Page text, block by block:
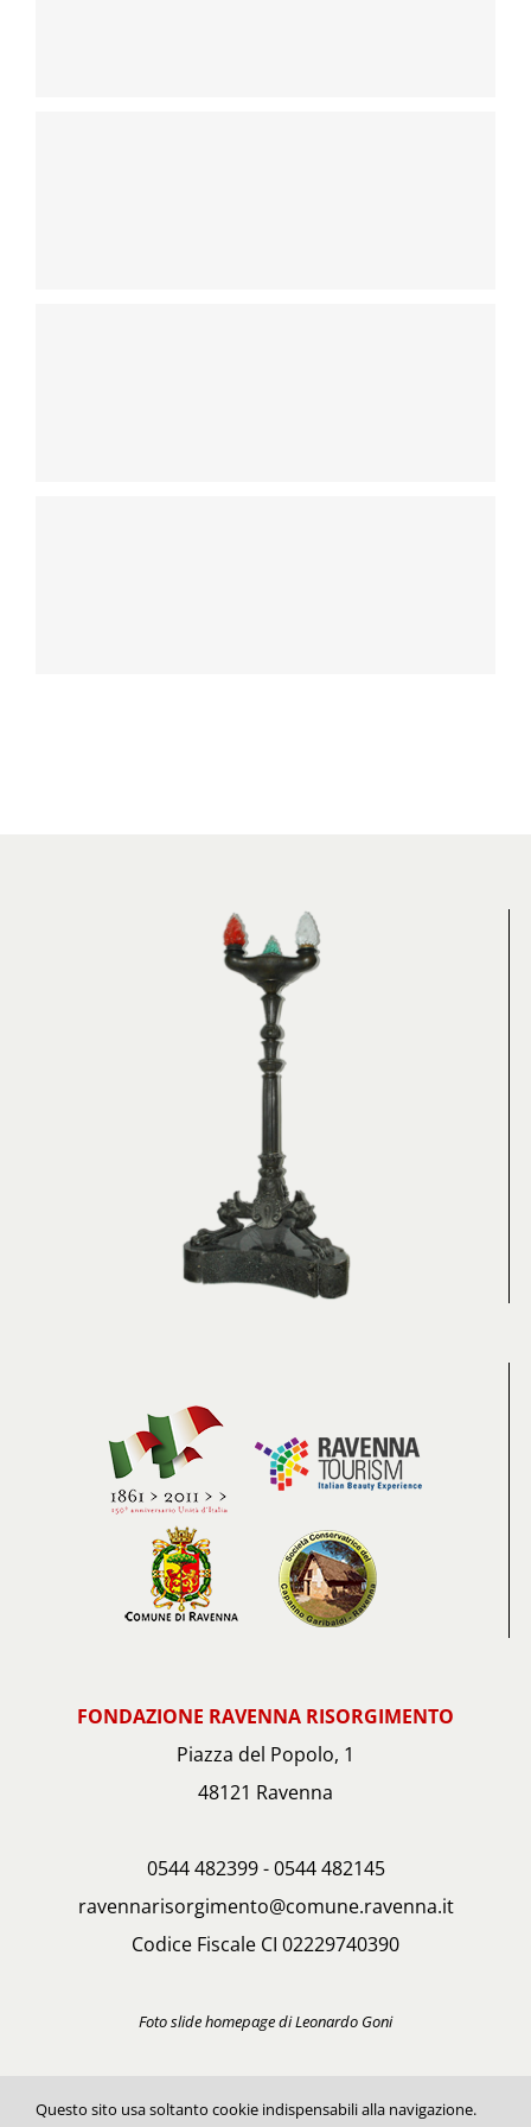
FONDAZIONE RAVENNA RISORGIMENTO
Piazza del Popolo, 1
48121 Ravenna
0544 482399 - 0544 482145
ravennarisorgimento@comune.ravenna.it
Codice Fiscale CI 02229740390
Foto slide homepage di Leonardo Goni
Questo sito usa soltanto cookie indispensabili alla navigazione.